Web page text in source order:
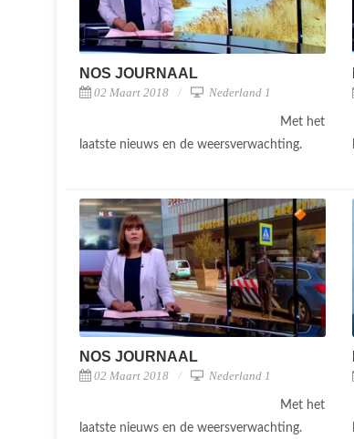
NOS JOURNAAL
02 Maart 2018 Nederland 1
Met het
laatste nieuws en de weersverwachting.
NOS JOURNAAL
02 Maart 2018 Nederland 1
Met het
laatste nieuws en de weersverwachting.